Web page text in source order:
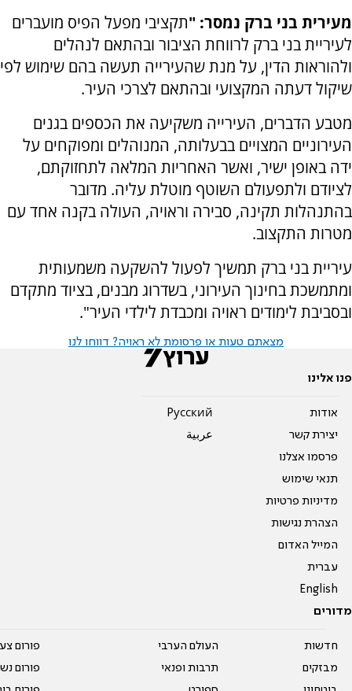
מעירית בני ברק נמסר: "תקציבי מפעל הפיס מועברים
לעיריית בני ברק לרווחת הציבור ובהתאם לנהלים
ולהוראות הדין, על מנת שהעירייה תעשה בהם שימוש לפי
שיקול דעתה המקצועי ובהתאם לצרכי העיר.
מטבע הדברים, העירייה משקיעה את הכספים בגנים
העירוניים המצויים בבעלותה, המנוהלים ומפוקחים על
ידה באופן ישיר, ואשר האחריות המלאה לתחזוקתם,
לציודם ולתפעולם השוטף מוטלת עליה. מדובר
בהתנהלות תקינה, סבירה וראויה, העולה בקנה אחד עם
מטרות התקצוב.
עיריית בני ברק תמשיך לפעול להשקעה משמעותית
ומתמשכת בחינוך העירוני, בשדרוג מבנים, בציוד מתקדם
ובסביבת לימודים ראויה ומכבדת לילדי העיר".
מצאתם טעות או פרסומת לא ראויה? דווחו לנו
פנו אלינו
אודות
יצירת קשר
פרסמו אצלנו
תנאי שימוש
מדיניות פרטיות
הצהרת נגישות
המייל האדום
עברית
English
Pусский
عربية
מדורים
חדשות
מבזקים
העולם הערבי
תרבות ופנאי
פורום
פורום